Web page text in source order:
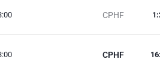
CPHF 1 :
CPHF 16: